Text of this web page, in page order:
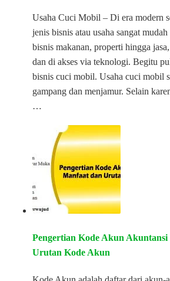
Usaha Cuci Mobil – Di era modern
jenis bisnis atau usaha sangat
bisnis makanan, properti hingga
dan di akses via teknologi. Begitu
bisnis cuci mobil. Usaha cuci mobil
gampang dan menjamur. Selain
…
Pengertian Kode Akun
Urutan Kode Akun